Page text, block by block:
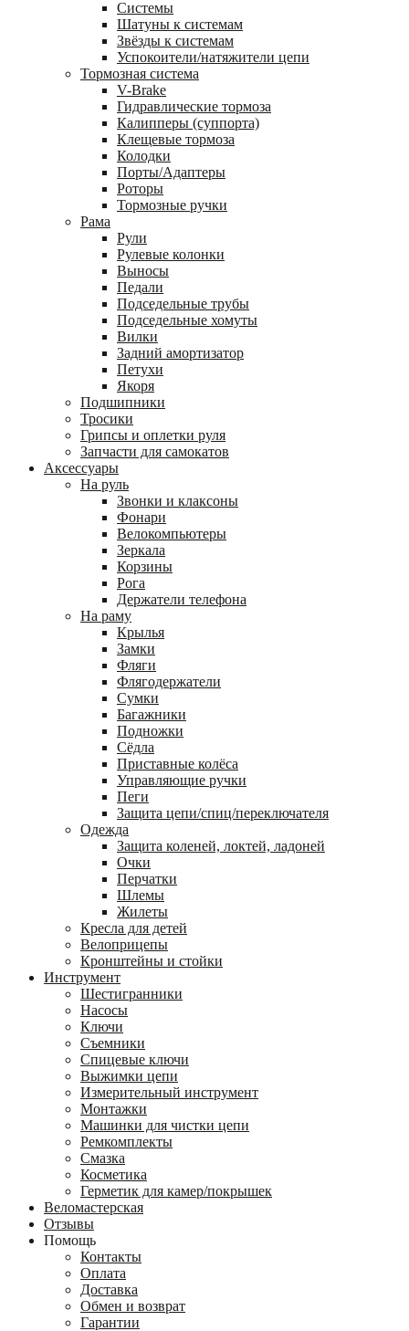
Системы
Шатуны к системам
Звёзды к системам
Успокоители/натяжители цепи
Тормозная система
V-Brake
Гидравлические тормоза
Калипперы (суппорта)
Клещевые тормоза
Колодки
Порты/Адаптеры
Роторы
Тормозные ручки
Рама
Рули
Рулевые колонки
Выносы
Педали
Подседельные трубы
Подседельные хомуты
Вилки
Задний амортизатор
Петухи
Якоря
Подшипники
Тросики
Грипсы и оплетки руля
Запчасти для самокатов
Аксессуары
На руль
Звонки и клаксоны
Фонари
Велокомпьютеры
Зеркала
Корзины
Рога
Держатели телефона
На раму
Крылья
Замки
Фляги
Флягодержатели
Сумки
Багажники
Подножки
Сёдла
Приставные колёса
Управляющие ручки
Пеги
Защита цепи/спиц/переключателя
Одежда
Защита коленей, локтей, ладоней
Очки
Перчатки
Шлемы
Жилеты
Кресла для детей
Велоприцепы
Кронштейны и стойки
Инструмент
Шестигранники
Насосы
Ключи
Съемники
Спицевые ключи
Выжимки цепи
Измерительный инструмент
Монтажки
Машинки для чистки цепи
Ремкомплекты
Смазка
Косметика
Герметик для камер/покрышек
Веломастерская
Отзывы
Помощь
Контакты
Оплата
Доставка
Обмен и возврат
Гарантии